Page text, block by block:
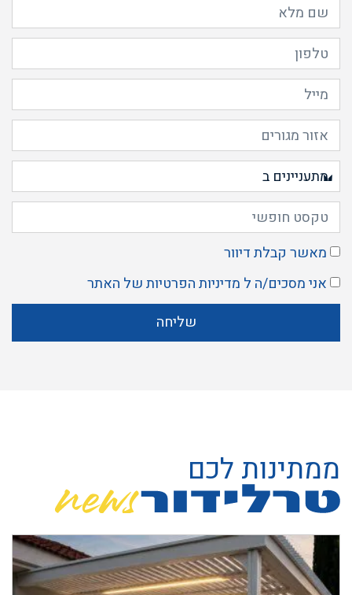
מאשר קבלת דיוור
אני מסכים/ה ל מדיניות הפרטיותשל האתר
שליחה
ממתינות לכם